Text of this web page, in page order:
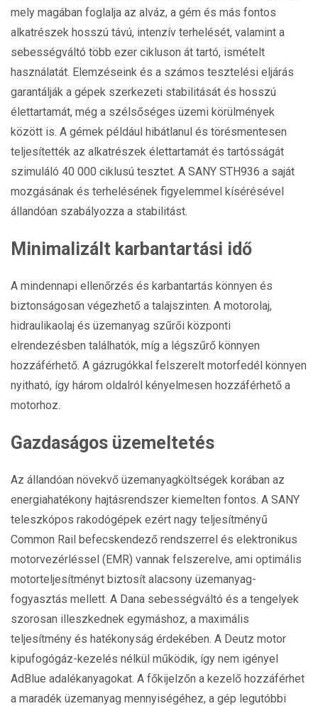
mely magában foglalja az alváz, a gém és más fontos
alkatrészek hosszú távú, intenzív terhelését, valamint a
sebességváltó több ezer cikluson át tartó, ismételt
használatát. Elemzéseink és a számos tesztelési eljárás
garantálják a gépek szerkezeti stabilitását és hosszú
élettartamát, még a szélsőséges üzemi körülmények
között is. A gémek például hibátlanul és törésmentesen
teljesítették az alkatrészek élettartamát és tartósságát
szimuláló 40 000 ciklusú tesztet. A SANY STH936 a saját
mozgásának és terhelésének figyelemmel kísérésével
állandóan szabályozza a stabilitást.
Minimalizált karbantartási idő
A mindennapi ellenőrzés és karbantartás könnyen és
biztonságosan végezhető a talajszinten. A motorolaj,
hidraulikaolaj és üzemanyag szűrői központi
elrendezésben találhatók, míg a légszűrő könnyen
hozzáférhető. A gázrugókkal felszerelt motorfedél könnyen
nyitható, így három oldalról kényelmesen hozzáférhető a
motorhoz.
Gazdaságos üzemeltetés
Az állandóan növekvő üzemanyagköltségek korában az
energiahatékony hajtásrendszer kiemelten fontos. A SANY
teleszkópos rakodógépek ezért nagy teljesítményű
Common Rail befecskendező rendszerrel és elektronikus
motorvezérléssel (EMR) vannak felszerelve, ami optimális
motorteljesítményt biztosít alacsony üzemanyag-
fogyasztás mellett. A Dana sebességváltó és a tengelyek
szorosan illeszkednek egymáshoz, a maximális
teljesítmény és hatékonyság érdekében. A Deutz motor
kipufogógáz-kezelés nélkül működik, így nem igényel
AdBlue adalékanyagokat. A főkijelzőn a kezelő hozzáférhet
a maradék üzemanyag mennyiségéhez, a gép legutóbbi